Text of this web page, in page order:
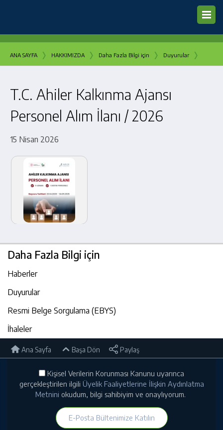
ANA SAYFA › HAKKIMIZDA › Daha Fazla Bilgi için › Duyurular ›
T.C. Ahiler Kalkınma Ajansı
Personel Alım İlanı / 2026
15 Nisan 2026
Daha Fazla Bilgi için
Haberler
Duyurular
Resmi Belge Sorgulama (EBYS)
İhaleler
Ana Sayfa Başa Dön Paylaş
Kişisel Verilerin Korunması Kanunu uyarınca
gerçekleştirilen ilgili Üyelik Faaliyetlerine İlişkin Aydınlatma
Metnini okudum, bilgi sahibiyim ve onaylıyorum.
E-Posta Bültenimize Katılın